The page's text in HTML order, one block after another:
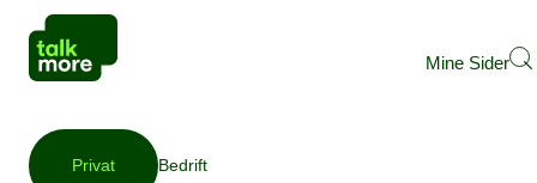
Privat Bedrift
Mine Sider